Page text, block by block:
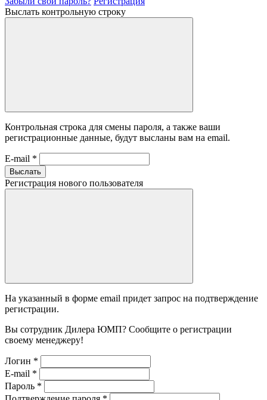
Выслать контрольную строку
Контрольная строка для смены пароля, а также ваши
регистрационные данные, будут высланы вам на email.
E-mail *
Выслать
Регистрация нового пользователя
На указанный в форме email придет запрос на подтверждение
регистрации.
Вы сотрудник Дилера ЮМП? Сообщите о регистрации
своему менеджеру!
Логин *
E-mail *
Пароль *